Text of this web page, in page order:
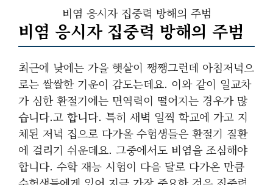
비염 응시자 집중력 방해의 주범
비염 응시자 집중력 방해의 주범
최근에 낮에는 가을 햇살이 쨍쨍그런데 아침저녁으
로는 쌀쌀한 기운이 감도는데요. 이와 같이 일교차
가 심한 환절기에는 면역력이 떨어지는 경우가 많
습니다.고 합니다. 특히 새벽 일찍 학교에 가고 지
체된 저녁 집으로 다가올 수험생들은 환절기 질환
에 걸리기 쉬운데요. 그중에서도 비염을 조심해야
합니다. 수학 재능 시험이 다음 달로 다가온 만큼